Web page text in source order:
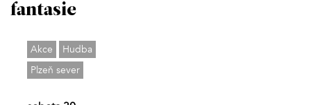
fantasie
Akce
Hudba
Plzeň sever